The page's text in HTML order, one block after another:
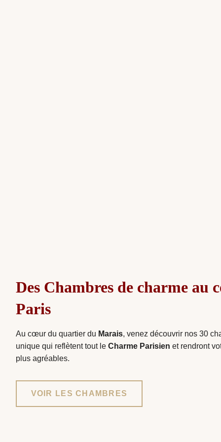
Des Chambres de charme au
Paris
Au cœur du quartier du Marais, venez découvrir nos 30
unique qui reflètent tout le Charme Parisien et rendront
plus agréables.
VOIR LES CHAMBRES